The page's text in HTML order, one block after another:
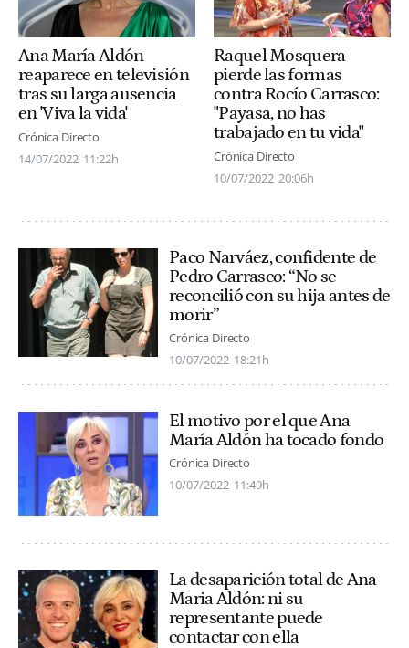
Ana María Aldón
reaparece en televisión
tras su larga ausencia
en 'Viva la vida'
Crónica Directo
14/07/2022 11:22h
Raquel Mosquera
pierde las formas
contra Rocío Carrasco:
"Payasa, no has
trabajado en tu vida"
Crónica Directo
10/07/2022 20:06h
Paco Narváez, confidente de
Pedro Carrasco: “No se
reconcilió con su hija antes de
morir”
Crónica Directo
10/07/2022 18:21h
El motivo por el que Ana
María Aldón ha tocado fondo
Crónica Directo
10/07/2022 11:49h
La desaparición total de Ana
Maria Aldón: ni su
representante puede
contactar con ella